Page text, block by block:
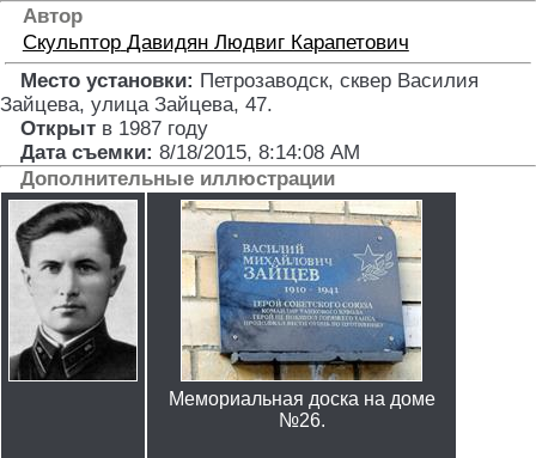
Автор
Скульптор Давидян Людвиг Карапетович
Место установки: Петрозаводск, сквер Василия
Зайцева, улица Зайцева, 47.
Открыт в 1987 году
Дата съемки: 8/18/2015, 8:14:08 AM
Дополнительные иллюстрации
Мемориальная доска на доме
№26.